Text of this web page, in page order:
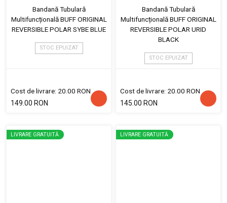
Bandană Tubulară
Multifuncțională BUFF ORIGINAL
REVERSIBLE POLAR SYBE BLUE
STOC EPUIZAT
Cost de livrare: 20.00 RON
149.00 RON
Bandană Tubulară
Multifuncțională BUFF ORIGINAL
REVERSIBLE POLAR URID
BLACK
STOC EPUIZAT
Cost de livrare: 20.00 RON
145.00 RON
LIVRARE GRATUITĂ LIVRARE GRATUITĂ